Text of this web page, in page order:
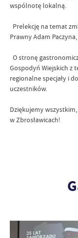
wspólnotę lokalną.
Prelekcję na temat
Prawny Adam
O stronę
Gospodyń Wiejskich z
regionalne specjały i
uczestników.
Dziękujemy
w Zbrosławicach!